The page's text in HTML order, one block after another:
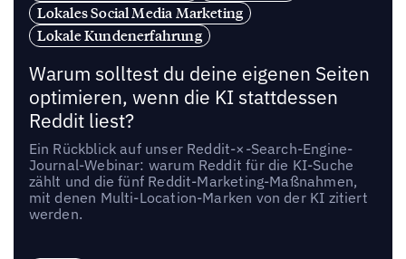
Lokales Social Media Marketing
Lokale Kundenerfahrung
Warum solltest du deine eigenen Seiten
optimieren, wenn die KI stattdessen
Reddit liest?
Ein Rückblick auf unser Reddit-×-Search-Engine-
Journal-Webinar: warum Reddit für die KI-Suche
zählt und die fünf Reddit-Marketing-Maßnahmen,
mit denen Multi-Location-Marken von der KI zitiert
werden.